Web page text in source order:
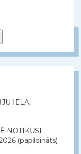
IELĀ,
NOTIKUSI
(papildināts)